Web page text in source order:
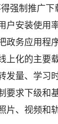
强制推广下
户安装使用
政务应用程
上化的主要
发量、学习
要求下级和
、视频和